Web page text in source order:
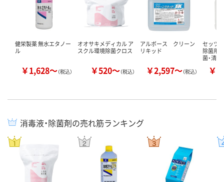
健栄製薬 無水エタノー
ル
￥1,628～（税込）
オオサキメディカル ア
スクル環境除菌クロス
￥520～（税込）
アルボース クリーン
リキッド
￥2,597～（税込）
セッツ
除菌用
菌・清掃
￥
消毒液・除菌剤の売れ筋ランキング